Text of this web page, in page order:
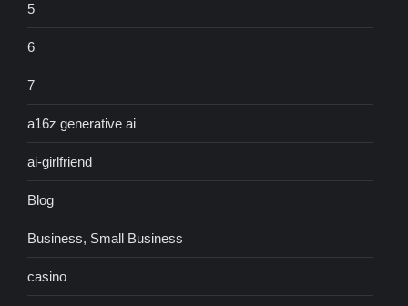
5
6
7
a16z generative ai
ai-girlfriend
Blog
Business, Small Business
casino